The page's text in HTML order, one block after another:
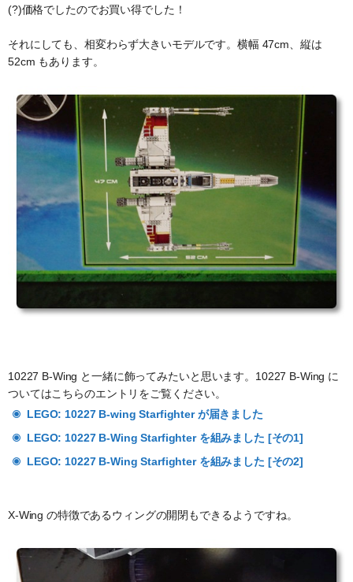
(?)価格でしたのでお買い得でした！
それにしても、相変わらず大きいモデルです。横幅 47cm、縦は
52cm もあります。
10227 B-Wing と一緒に飾ってみたいと思います。10227 B-Wing に
ついてはこちらのエントリをご覧ください。
LEGO: 10227 B-wing Starfighter が届きました
LEGO: 10227 B-Wing Starfighter を組みました [その1]
LEGO: 10227 B-Wing Starfighter を組みました [その2]
X-Wing の特徴であるウィングの開閉もできるようですね。